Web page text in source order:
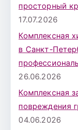
просторный
17.07.2026
Комплексная
в Санкт-
26.06.2026
Комплексная
повреждения
04.06.2026